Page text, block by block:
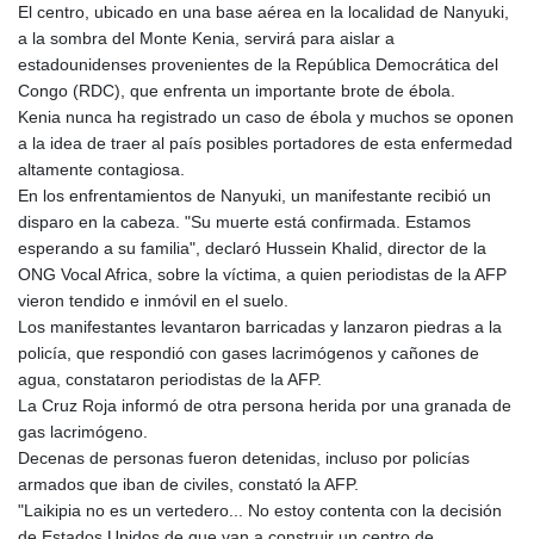
El centro, ubicado en una base aérea en la localidad de Nanyuki,
a la sombra del Monte Kenia, servirá para aislar a
estadounidenses provenientes de la República Democrática del
Congo (RDC), que enfrenta un importante brote de ébola.
Kenia nunca ha registrado un caso de ébola y muchos se oponen
a la idea de traer al país posibles portadores de esta enfermedad
altamente contagiosa.
En los enfrentamientos de Nanyuki, un manifestante recibió un
disparo en la cabeza. "Su muerte está confirmada. Estamos
esperando a su familia", declaró Hussein Khalid, director de la
ONG Vocal Africa, sobre la víctima, a quien periodistas de la AFP
vieron tendido e inmóvil en el suelo.
Los manifestantes levantaron barricadas y lanzaron piedras a la
policía, que respondió con gases lacrimógenos y cañones de
agua, constataron periodistas de la AFP.
La Cruz Roja informó de otra persona herida por una granada de
gas lacrimógeno.
Decenas de personas fueron detenidas, incluso por policías
armados que iban de civiles, constató la AFP.
"Laikipia no es un vertedero... No estoy contenta con la decisión